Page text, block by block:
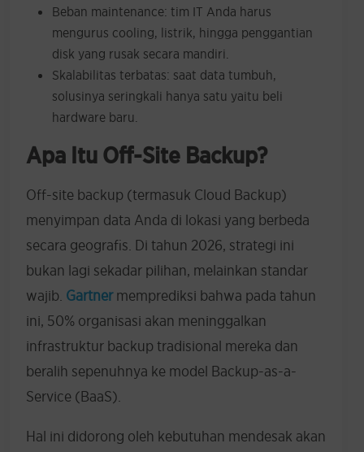
Beban maintenance: tim IT Anda harus
mengurus cooling, listrik, hingga penggantian
disk yang rusak secara mandiri.
Skalabilitas terbatas: saat data tumbuh,
solusinya seringkali hanya satu yaitu beli
hardware baru.
Apa Itu Off-Site Backup?
Off-site backup (termasuk Cloud Backup)
menyimpan data Anda di lokasi yang berbeda
secara geografis. Di tahun 2026, strategi ini
bukan lagi sekadar pilihan, melainkan standar
wajib. Gartner memprediksi bahwa pada tahun
ini, 50% organisasi akan meninggalkan
infrastruktur backup tradisional mereka dan
beralih sepenuhnya ke model Backup-as-a-
Service (BaaS).
Hal ini didorong oleh kebutuhan mendesak akan